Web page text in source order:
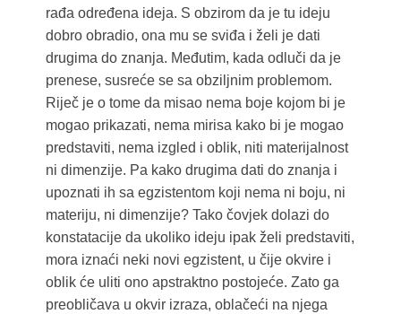
rađa određena ideja. S obzirom da je tu ideju
dobro obradio, ona mu se sviđa i želi je dati
drugima do znanja. Međutim, kada odluči da je
prenese, susreće se sa obziljnim problemom.
Riječ je o tome da misao nema boje kojom bi je
mogao prikazati, nema mirisa kako bi je mogao
predstaviti, nema izgled i oblik, niti materijalnost
ni dimenzije. Pa kako drugima dati do znanja i
upoznati ih sa egzistentom koji nema ni boju, ni
materiju, ni dimenzije? Tako čovjek dolazi do
konstatacije da ukoliko ideju ipak želi predstaviti,
mora iznaći neki novi egzistent, u čije okvire i
oblik će uliti ono apstraktno postojeće. Zato ga
preobličava u okvir izraza, oblačeći na njega